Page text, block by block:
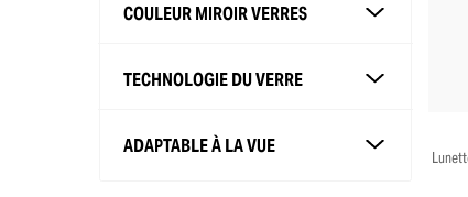
COULEUR MIROIR VERRES
TECHNOLOGIE DU VERRE
ADAPTABLE À LA VUE